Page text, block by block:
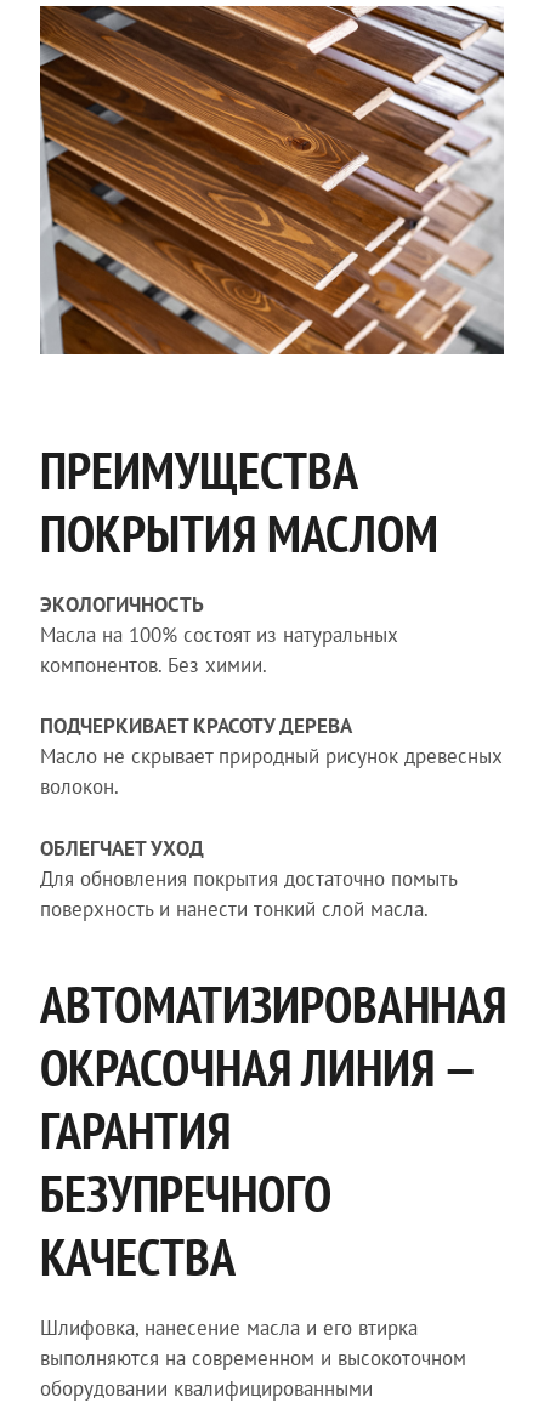
ПРЕИМУЩЕСТВА
ПОКРЫТИЯ МАСЛОМ
ЭКОЛОГИЧНОСТЬ
Масла на 100% состоят из натуральных
компонентов. Без химии.
ПОДЧЕРКИВАЕТ КРАСОТУ ДЕРЕВА
Масло не скрывает природный рисунок древесных
волокон.
ОБЛЕГЧАЕТ УХОД
Для обновления покрытия достаточно помыть
поверхность и нанести тонкий слой масла.
АВТОМАТИЗИРОВАННАЯ
ОКРАСОЧНАЯ ЛИНИЯ —
ГАРАНТИЯ
БЕЗУПРЕЧНОГО
КАЧЕСТВА
Шлифовка, нанесение масла и его втирка
выполняются на современном и высокоточном
оборудовании квалифицированными